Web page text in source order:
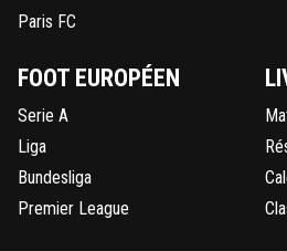
question
un club autre en
35 millions, le
de "gros départ",
Répondre
Paris FC
FOOT EUROPÉEN
Serie A
Liga
Bundesliga
Premier League